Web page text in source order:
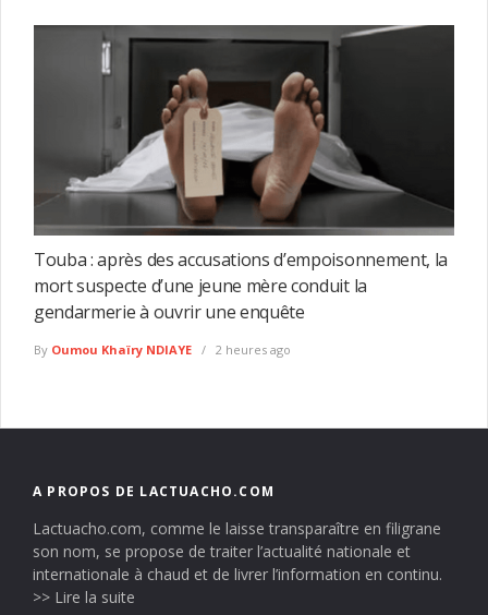
Touba : après des accusations d’empoisonnement, la
mort suspecte d’une jeune mère conduit la
gendarmerie à ouvrir une enquête
By Oumou Khaïry NDIAYE 2 heures ago
A PROPOS DE LACTUACHO.COM
Lactuacho.com, comme le laisse transparaître en filigrane
son nom, se propose de traiter l’actualité nationale et
internationale à chaud et de livrer l’information en continu.
>> Lire la suite